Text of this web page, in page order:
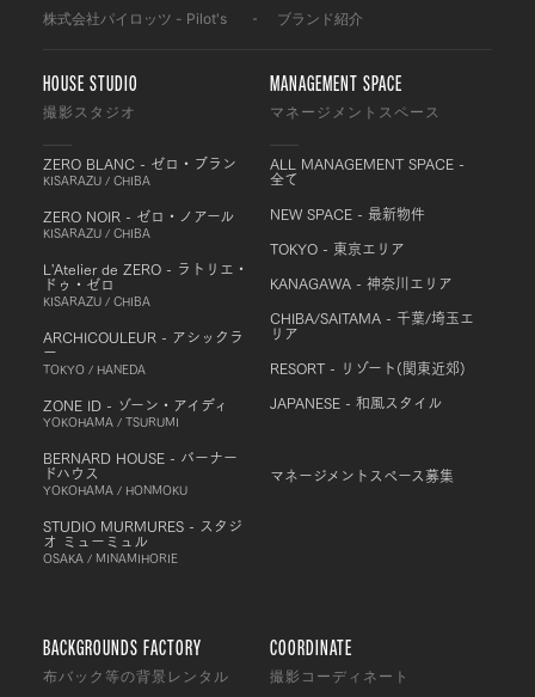
株式会社パイロッツ - Pilot's ブランド紹介
HOUSE STUDIO
撮影スタジオ
ZERO BLANC - ゼロ・ブラン
KISARAZU / CHIBA
ZERO NOIR - ゼロ・ノアール
KISARAZU / CHIBA
L'Atelier de ZERO - ラトリエ・
ドゥ・ゼロ
KISARAZU / CHIBA
ARCHICOULEUR - アシックラ
ー
TOKYO / HANEDA
ZONE ID - ゾーン・アイディ
YOKOHAMA / TSURUMI
BERNARD HOUSE - バーナー
ドハウス
YOKOHAMA / HONMOKU
STUDIO MURMURES - スタジ
オ ミューミュル
OSAKA / MINAMIHORIE
MANAGEMENT SPACE
マネージメントスペース
ALL MANAGEMENT SPACE -
全て
NEW SPACE - 最新物件
TOKYO - 東京エリア
KANAGAWA - 神奈川エリア
CHIBA/SAITAMA - 千葉/埼玉エ
リア
RESORT - リゾート(関東近郊)
JAPANESE - 和風スタイル
マネージメントスペース募集
BACKGROUNDS FACTORY
布バック等の背景レンタル
COORDINATE
撮影コーディネート